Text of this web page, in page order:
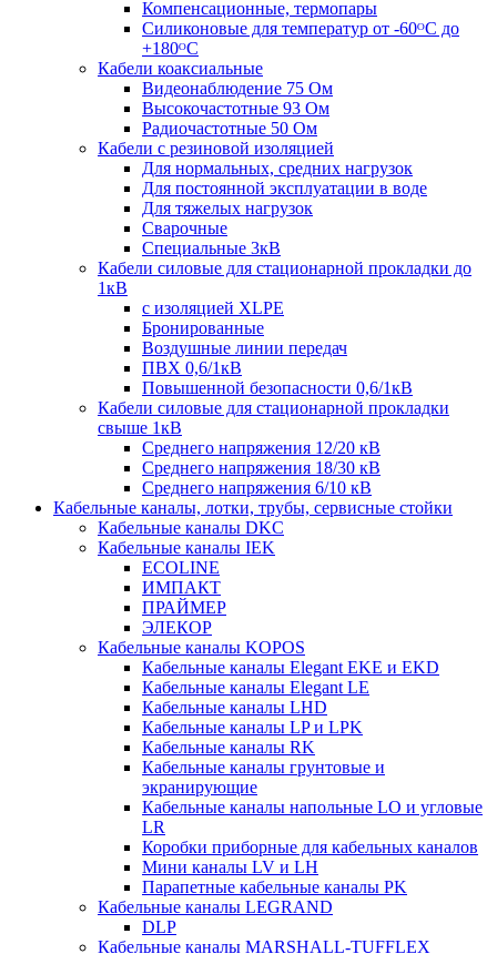
Компенсационные, термопары
Силиконовые для температур от -60ᴼC до
+180ᴼС
Кабели коаксиальные
Видеонаблюдение 75 Ом
Высокочастотные 93 Ом
Радиочастотные 50 Ом
Кабели с резиновой изоляцией
Для нормальных, средних нагрузок
Для постоянной эксплуатации в воде
Для тяжелых нагрузок
Сварочные
Специальные 3кВ
Кабели силовые для стационарной прокладки до
1кВ
c изоляцией XLPE
Бронированные
Воздушные линии передач
ПВХ 0,6/1кВ
Повышенной безопасности 0,6/1кВ
Кабели силовые для стационарной прокладки
свыше 1кВ
Среднего напряжения 12/20 кВ
Среднего напряжения 18/30 кВ
Среднего напряжения 6/10 кВ
Кабельные каналы, лотки, трубы, сервисные стойки
Кабельные каналы DKC
Кабельные каналы IEK
ECOLINE
ИМПАКТ
ПРАЙМЕР
ЭЛЕКОР
Кабельные каналы KOPOS
Кабельные каналы Elegant EKE и EKD
Кабельные каналы Elegant LE
Кабельные каналы LHD
Кабельные каналы LP и LPK
Кабельные каналы RK
Кабельные каналы грунтовые и
экранирующие
Кабельные каналы напольные LO и угловые
LR
Коробки приборные для кабельных каналов
Мини каналы LV и LH
Парапетные кабельные каналы PK
Кабельные каналы LEGRAND
DLP
Кабельные каналы MARSHALL-TUFFLEX